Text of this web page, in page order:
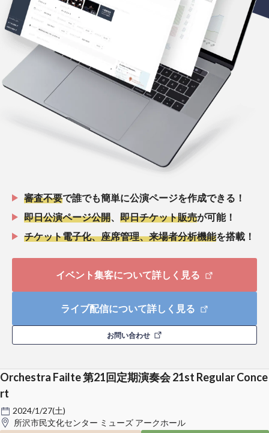
審査不要で誰でも簡単に公演ページを作成できる！
即日公演ページ公開
即日チケット販売が可能！
チケット電子化、座席管理、来場者分析機能を搭載！
イベント集客について詳しく見る
ライブ配信について詳しく見る
お問い合わせ
Orchestra Failte 第21回定期演奏会 21st Regular Conce
rt
2024/1/27(土)
所沢市民文化センター ミューズ アークホール